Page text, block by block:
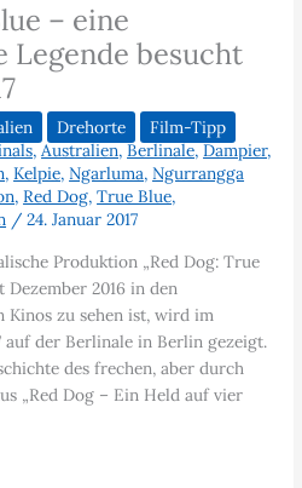
– eine
Legende besucht
Drehorte
Film-Tipp
,Australien,Berlinale,Dampier,
,Kelpie,Ngarluma,Ngurrangga
,Red Dog,True Blue,
/24. Januar 2017
Produktion „Red Dog: True
Dezember 2016 in den
Kinos zu sehen ist, wird im
auf der Berlinale in Berlin gezeigt.
des frechen, aber durch
„Red Dog – Ein Held auf vier